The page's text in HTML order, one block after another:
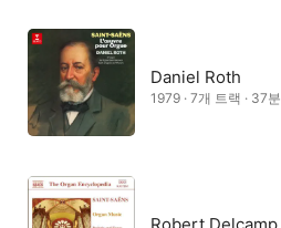
Daniel Roth
1979 · 7개 트랙 · 37분